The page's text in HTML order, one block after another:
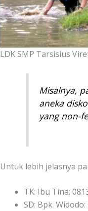
LDK SMP Tarsisius
Misalnya,
aneka
yang non-
Untuk lebih jelasnya
TK: Ibu Tina:
SD: Bpk.